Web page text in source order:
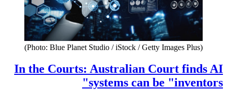
(Photo: Blue Planet Studio / iStock / Getty Images Plus)
In the Courts: Australian Court finds AI
systems can be "inventors"